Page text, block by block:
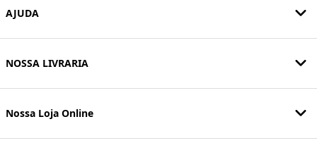
AJUDA
NOSSA LIVRARIA
Nossa Loja Online